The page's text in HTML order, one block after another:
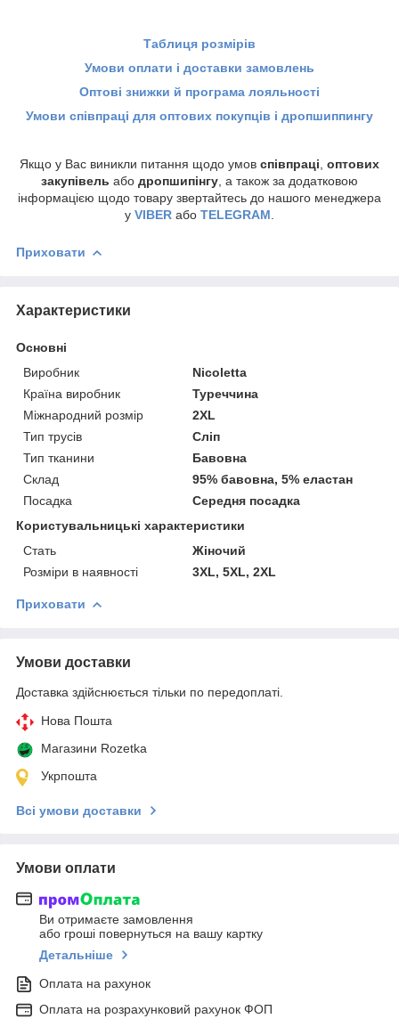
Таблиця розмірів
Умови оплати і доставки замовлень
Оптові знижки й програма лояльності
Умови співпраці для оптових покупців і дропшиппингу
Якщо у Вас виникли питання щодо умов співпраці оптових
закупівель або дропшипінгу , а також за додатковою
інформацією щодо товару звертайтесь до нашого менеджера
у VIBER або TELEGRAM
Приховати
Характеристики
Основні
Виробник
Nicoletta
Країна виробник
Туреччина
Міжнародний розмір
2XL
Тип трусів
Сліп
Тип тканини
Бавовна
Склад
95% бавовна, 5% еластан
Посадка
Середня посадка
Користувальницькі характеристики
Cтать
Жіночий
Розміри в наявності
3XL, 5XL, 2XL
Приховати
Умови доставки
Доставка здійснюється тільки по передоплаті.
Нова Пошта
Магазини Rozetka
Укрпошта
Всі умови доставки
Умови оплати
Ви отримаєте замовлення
або гроші повернуться на вашу картку
Детальніше
Оплата на рахунок
Оплата на розрахунковий рахунок ФОП